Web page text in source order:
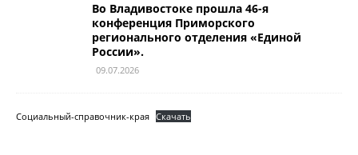
Во Владивостоке прошла 46-я
конференция Приморского
регионального отделения «Единой
России».
09.07.2026
Социальный-справочник-края Скачать